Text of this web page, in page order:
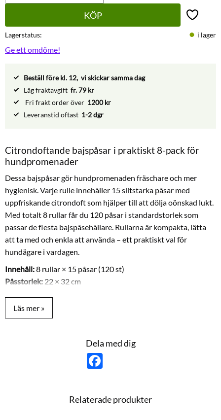
KÖP Lägg till
Lagerstatus i lager
Ge ett omdöme!
Beställ före kl. 12, vi skickar samma dag
Låg fraktavgift fr. 79 kr
Fri frakt order över 1200 kr
Leveranstid oftast 1-2 dgr
Citrondoftande bajspåsar i praktiskt 8-pack för
hundpromenader
Dessa bajspåsar gör hundpromenaden fräschare och mer
hygienisk. Varje rulle innehåller 15 slitstarka påsar med
uppfriskande citrondoft som hjälper till att dölja oönskad lukt.
Med totalt 8 rullar får du 120 påsar i standardstorlek som
passar de flesta bajspåsehållare. Rullarna är kompakta, lätta
att ta med och enkla att använda – ett praktiskt val för
hundägare i vardagen.
Innehåll:8 rullar × 15 påsar (120 st)
Påsstorlek: 22 × 32 cm
Doft:Citron
Dela med dig
F
o
o
Relaterade produkter